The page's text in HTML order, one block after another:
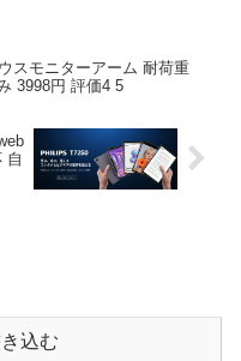
スモニターアーム 耐荷重
3998円 評価4 5
自
込む